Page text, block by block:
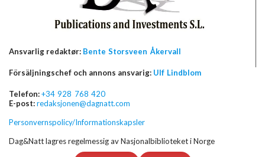
Ansvarlig redaktør: Bente Storsveen Åkervall
Försäljningschef och annons ansvarig: Ulf Lindblom
Telefon:+34 928 768 420
E-post:redaksjonen@dagnatt.com
Personvernspolicy/Informationskapsler
Dag&Natt lagres regelmessig av Nasjonalbiblioteket i Norge